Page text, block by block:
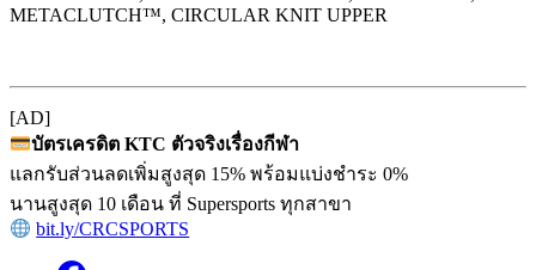
METACLUTCH™, CIRCULAR KNIT UPPER
[AD]
บัตรเครดิต KTC ตัวจริงเรื่องกีฬา
แลกรับส่วนลดเพิ่มสูงสุด 15% พร้อมแบ่งชำระ 0%
นานสูงสุด 10 เดือน ที่ Supersports ทุกสาขา
bit.ly/CRCSPORTS